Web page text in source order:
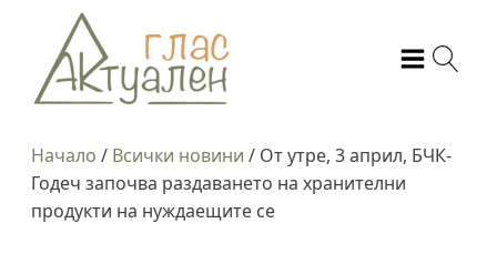
Начало / Всички новини / От утре, 3 април, БЧК-
Годеч започва раздаването на хранителни
продукти на нуждаещите се